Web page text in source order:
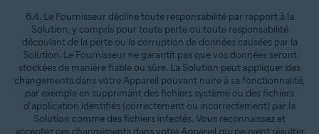
6.4. Le Fournisseur décline toute responsabilité par rapport à la
Solution, y compris pour toute perte ou toute responsabilité
découlant de la perte ou la corruption de données causées par la
Solution. Le Fournisseur ne garantit pas que vos données seront
stockées de manière fiable ou sûre. La Solution peut appliquer des
changements dans votre Appareil pouvant nuire à sa fonctionnalité,
par exemple en supprimant des fichiers système ou des fichiers
d'application identifiés (correctement ou incorrectement) par la
Solution comme des fichiers infectés. Vous reconnaissez et
acceptez ces changements dans votre Appareil qui peuvent résulter